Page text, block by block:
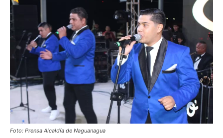
Foto: Prensa Alcaldía de Naguanagua